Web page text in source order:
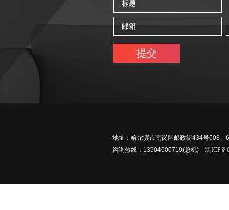
地址：哈尔滨市南岗区邮政街434号608、
咨询热线：13904600719(总机)
黑ICP备